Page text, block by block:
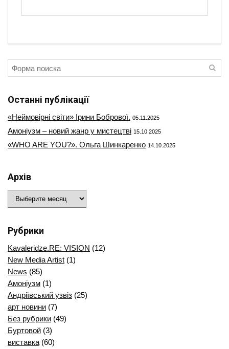
Останні публікації
«Неймовірні світи» Ірини Бобрової. 05.11.2025
Амоніузм – новий жанр у мистецтві 15.10.2025
«WHO ARE YOU?». Ольга Шинкаренко 14.10.2025
Архів
Рубрики
Kavaleridze.RE: VISION (12)
New Media Artist (1)
News (85)
Амоніузм (1)
Андріївський узвіз (25)
арт новини (7)
Без рубрики (49)
Буртовой (3)
виставка (60)